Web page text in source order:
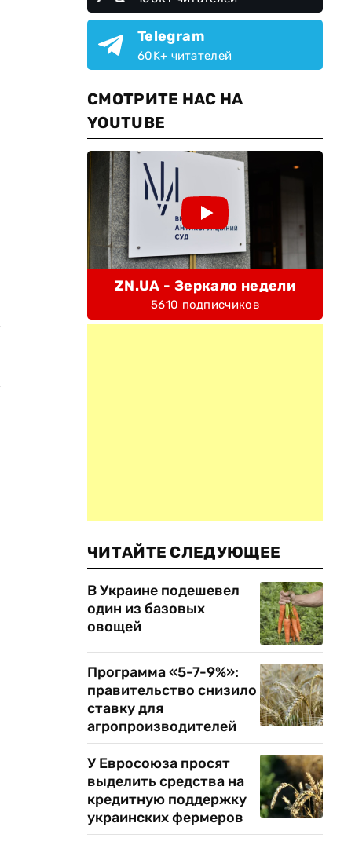
Telegram
60K+ читателей
СМОТРИТЕ НАС НА
YOUTUBE
ZN.UA - Зеркало недели
5610 подписчиков
ЧИТАЙТЕ СЛЕДУЮЩЕЕ
В Украине подешевел
один из базовых
овощей
Программа «5-7-9%»:
правительство снизило
ставку для
агропроизводителей
У Евросоюза просят
выделить средства на
кредитную поддержку
украинских фермеров